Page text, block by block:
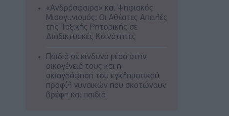
«Ανδρόσφαιρα» και Ψηφιακός
Μισογυνισμός: Οι Αθέατες Απειλές
της Τοξικής Ρητορικής σε
Διαδικτυακές Κοινότητες
Παιδιά σε κίνδυνο μέσα στην
οικογένειά τους και η
σκιαγράφηση του εγκληματικού
προφίλ γυναικών που σκοτώνουν
βρέφη και παιδιά